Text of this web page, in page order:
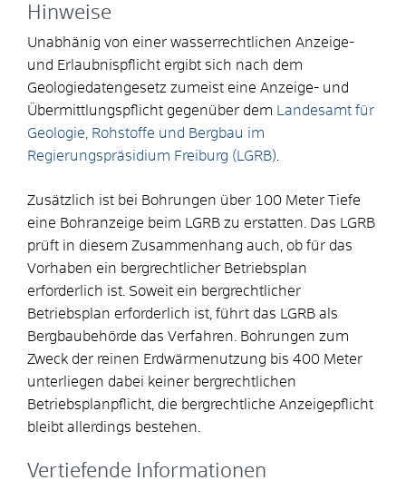
Hinweise
Unabhänig von einer wasserrechtlichen Anzeige-
und Erlaubnispflicht ergibt sich nach dem
Geologiedatengesetz zumeist eine Anzeige- und
Übermittlungspflicht gegenüber dem
Landesamt für
Geologie, Rohstoffe und Bergbau im
Regierungspräsidium Freiburg (LGRB)
Zusätzlich ist bei Bohrungen über 100 Meter Tiefe
eine Bohranzeige beim LGRB zu erstatten. Das LGRB
prüft in diesem Zusammenhang auch, ob für das
Vorhaben ein bergrechtlicher Betriebsplan
erforderlich ist. Soweit ein bergrechtlicher
Betriebsplan erforderlich ist, führt das LGRB als
Bergbaubehörde das Verfahren. Bohrungen zum
Zweck der reinen Erdwärmenutzung bis 400 Meter
unterliegen dabei keiner bergrechtlichen
Betriebsplanpflicht, die bergrechtliche Anzeigepflicht
bleibt allerdings bestehen.
Vertiefende Informationen